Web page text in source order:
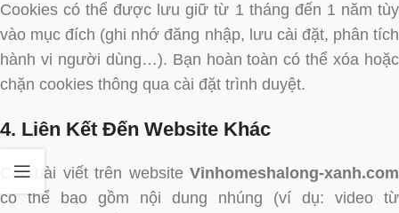
Cookies có thể được lưu giữ từ 1 tháng đến 1 năm tùy
vào mục đích (ghi nhớ đăng nhập, lưu cài đặt, phân tích
hành vi người dùng…). Bạn hoàn toàn có thể xóa hoặc
chặn cookies thông qua cài đặt trình duyệt.
4. Liên Kết Đến Website Khác
Các bài viết trên website Vinhomeshalong-xanh.com
có thể bao gồm nội dung nhúng (ví dụ: video từ